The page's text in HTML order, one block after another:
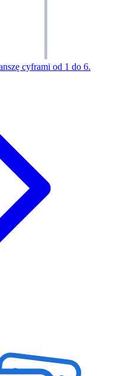
cyframi od 1 do 6.